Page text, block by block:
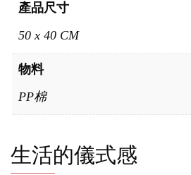
產品尺寸
50 x 40 CM
物料
PP棉
生活的儀式感